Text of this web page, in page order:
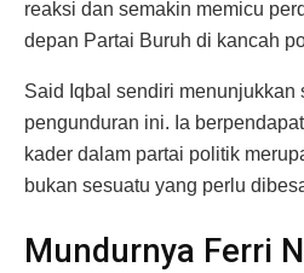
reaksi dan semakin memicu
depan Partai Buruh di kancah
Said Iqbal sendiri menunjukkan
pengunduran ini. Ia
kader dalam partai politik
bukan sesuatu yang perlu
Mundurnya Ferri